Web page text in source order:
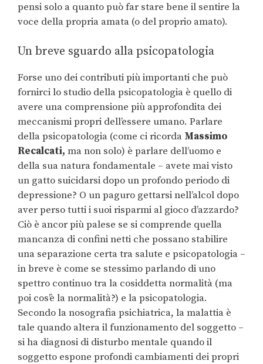
pensi solo a quanto può far stare bene il sentire la
voce della propria amata (o del proprio amato).
Un breve sguardo alla psicopatologia
Forse uno dei contributi più importanti che può
fornirci lo studio della psicopatologia è quello di
avere una comprensione più approfondita dei
meccanismi propri dell’essere umano. Parlare
della psicopatologia (come ci ricorda Massimo
Recalcati, ma non solo) è parlare dell’uomo e
della sua natura fondamentale – avete mai visto
un gatto suicidarsi dopo un profondo periodo di
depressione? O un paguro gettarsi nell’alcol dopo
aver perso tutti i suoi risparmi al gioco d’azzardo?
Ciò è ancor più palese se si comprende quella
mancanza di confini netti che possano stabilire
una separazione certa tra salute e psicopatologia –
in breve è come se stessimo parlando di uno
spettro continuo tra la cosiddetta normalità (ma
poi cos’è la normalità?) e la psicopatologia.
Secondo la nosografia psichiatrica, la malattia è
tale quando altera il funzionamento del soggetto –
si ha diagnosi di disturbo mentale quando il
soggetto espone profondi cambiamenti dei propri